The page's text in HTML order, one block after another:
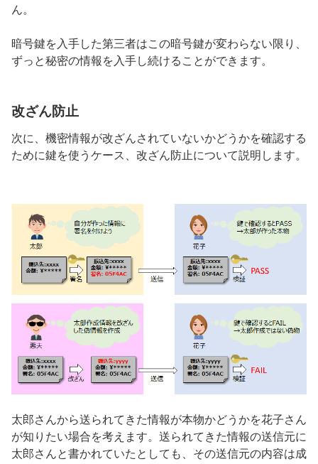
ん。
暗号鍵を入手した第三者はこの暗号鍵が変わらない限り、
ずっと秘密の情報を入手し続けることができます。
改ざん防止
次に、機密情報が改ざんされていないかどうかを確認する
ために鍵を使うケース、改ざん防止について説明します。
太郎さんから送られてきた情報が本物かどうかを花子さん
が知りたい場合を考えます。送られてきた情報の送信元に
太郎さんと書かれていたとしても、その送信元の内容は成